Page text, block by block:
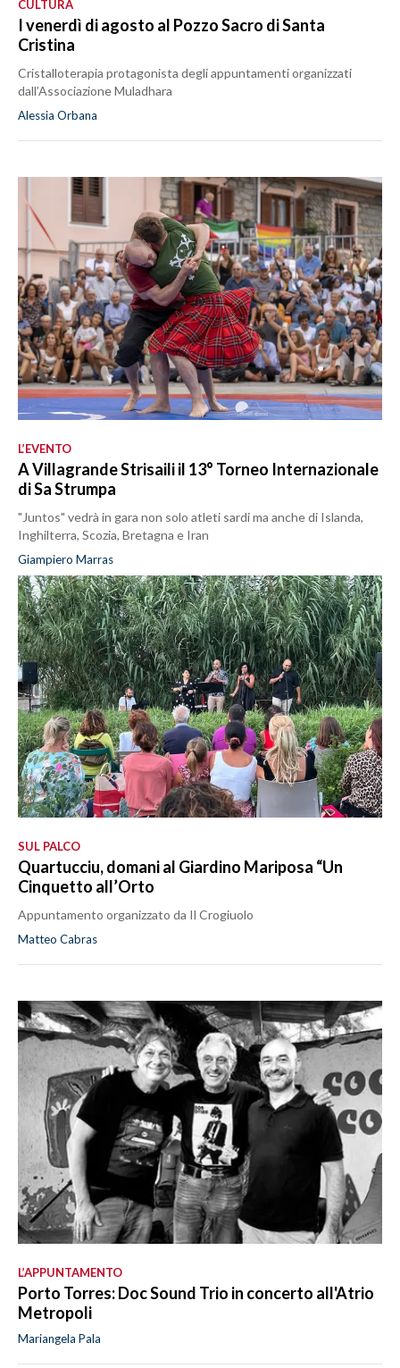
CULTURA
I venerdì di agosto al Pozzo Sacro di Santa
Cristina
Cristalloterapia protagonista degli appuntamenti organizzati
dall’Associazione Muladhara
Alessia Orbana
L’EVENTO
A Villagrande Strisaili il 13° Torneo Internazionale
di Sa Strumpa
"Juntos" vedrà in gara non solo atleti sardi ma anche di Islanda,
Inghilterra, Scozia, Bretagna e Iran
Giampiero Marras
SUL PALCO
Quartucciu, domani al Giardino Mariposa “Un
Cinquetto all’Orto
Appuntamento organizzato da Il Crogiuolo
Matteo Cabras
L’APPUNTAMENTO
Porto Torres: Doc Sound Trio in concerto all'Atrio
Metropoli
Mariangela Pala